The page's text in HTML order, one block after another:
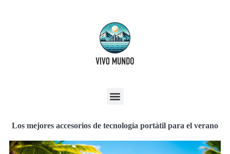
Los mejores accesorios de tecnología portátil para el verano